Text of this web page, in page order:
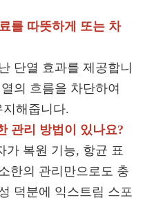
를 따뜻하게 또는 차
단열 효과를 제공합니
의 흐름을 차단하여
해줍니다.
관리 방법이 있나요?
가 복원 기능, 항균 표
한의 관리만으로도 충
덕분에 익스트림 스포